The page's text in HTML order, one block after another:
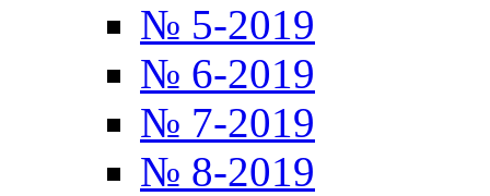
№ 5-2019
№ 6-2019
№ 7-2019
№ 8-2019